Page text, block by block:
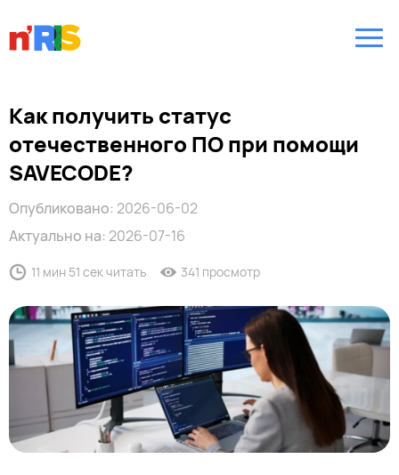
Как получить статус
отечественного ПО при помощи
SAVECODE?
Опубликовано: 2026-06-02
Актуально на: 2026-07-16
11 мин 51 сек читать 341 просмотр